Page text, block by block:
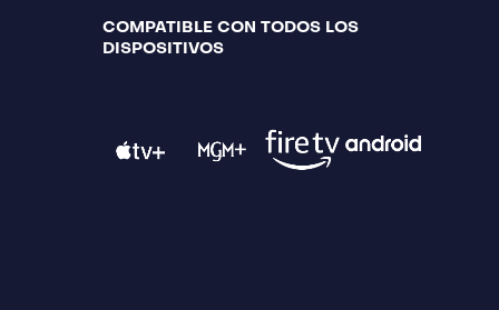
COMPATIBLE CON TODOS LOS
DISPOSITIVOS